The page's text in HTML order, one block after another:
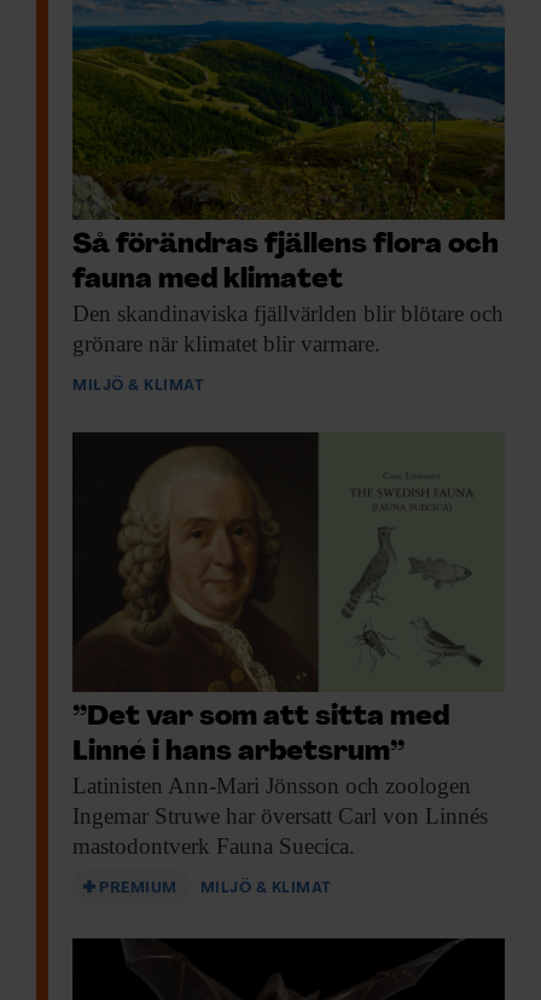
Så förändras fjällens flora och
fauna med klimatet
Den skandinaviska fjäll­världen blir blötare och
grönare när klimatet blir varmare.
MILJÖ & KLIMAT
”Det var som att sitta med
Linné i hans arbetsrum”
Latinisten Ann-Mari Jönsson och zoologen
Ingemar Struwe har översatt Carl von Linnés
mastodontverk Fauna Suecica.
PREMIUM MILJÖ & KLIMAT